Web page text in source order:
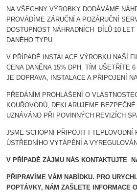
NA VŠECHNY VÝROBKY DODÁVÁME
PROVÁDÍME ZÁRUČNÍ A POZÁRUČNÍ
DOSTUPNOST NÁHRADNÍCH DÍLŮ 10
DANÉHO TYPU.
V PŘÍPADĚ INSTALACE VÝROBKU NAŠÍ
CENA DANĚNA 15% DPH. TÍM UŠETŘÍTE
JE DOPRAVA, INSTALACE A PŘIPOJENÍ
PŘEDÁNÍM PROHLÁŠENÍ O
KOUŘOVODŮ, DEKLARUJEME
UZNÁVÁNO PŘI POVINNÝCH REVIZÍCH
JSME SCHOPNI PŘIPOJIT I TEPLOVODNÍ
ÚSTŘEDNÍHO VYTÁPĚNÍ A
V PŘÍPADĚ ZÁJMU NÁS KONTAKTUJTE
PŘIPRAVÍME VÁM NABÍDKU. PRO
POPTÁVKY, NÁM ZAŠLETE INFORMACE